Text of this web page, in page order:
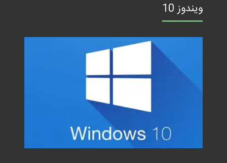
ویندوز 10